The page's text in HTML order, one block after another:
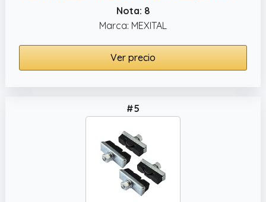
Nota: 8
Marca: MEXITAL
Ver precio
#5